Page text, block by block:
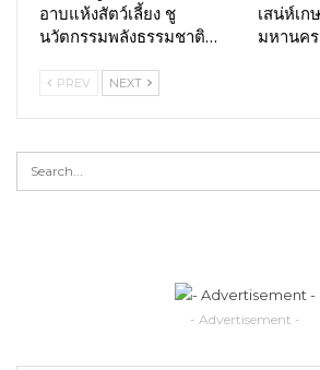
อาบแห้งสัตว์เลี้ยง ชู
นวัตกรรมพลังธรรมชาติ…
เสน่ห์เก
มหานค
PREV NEXT
- Advertisement -